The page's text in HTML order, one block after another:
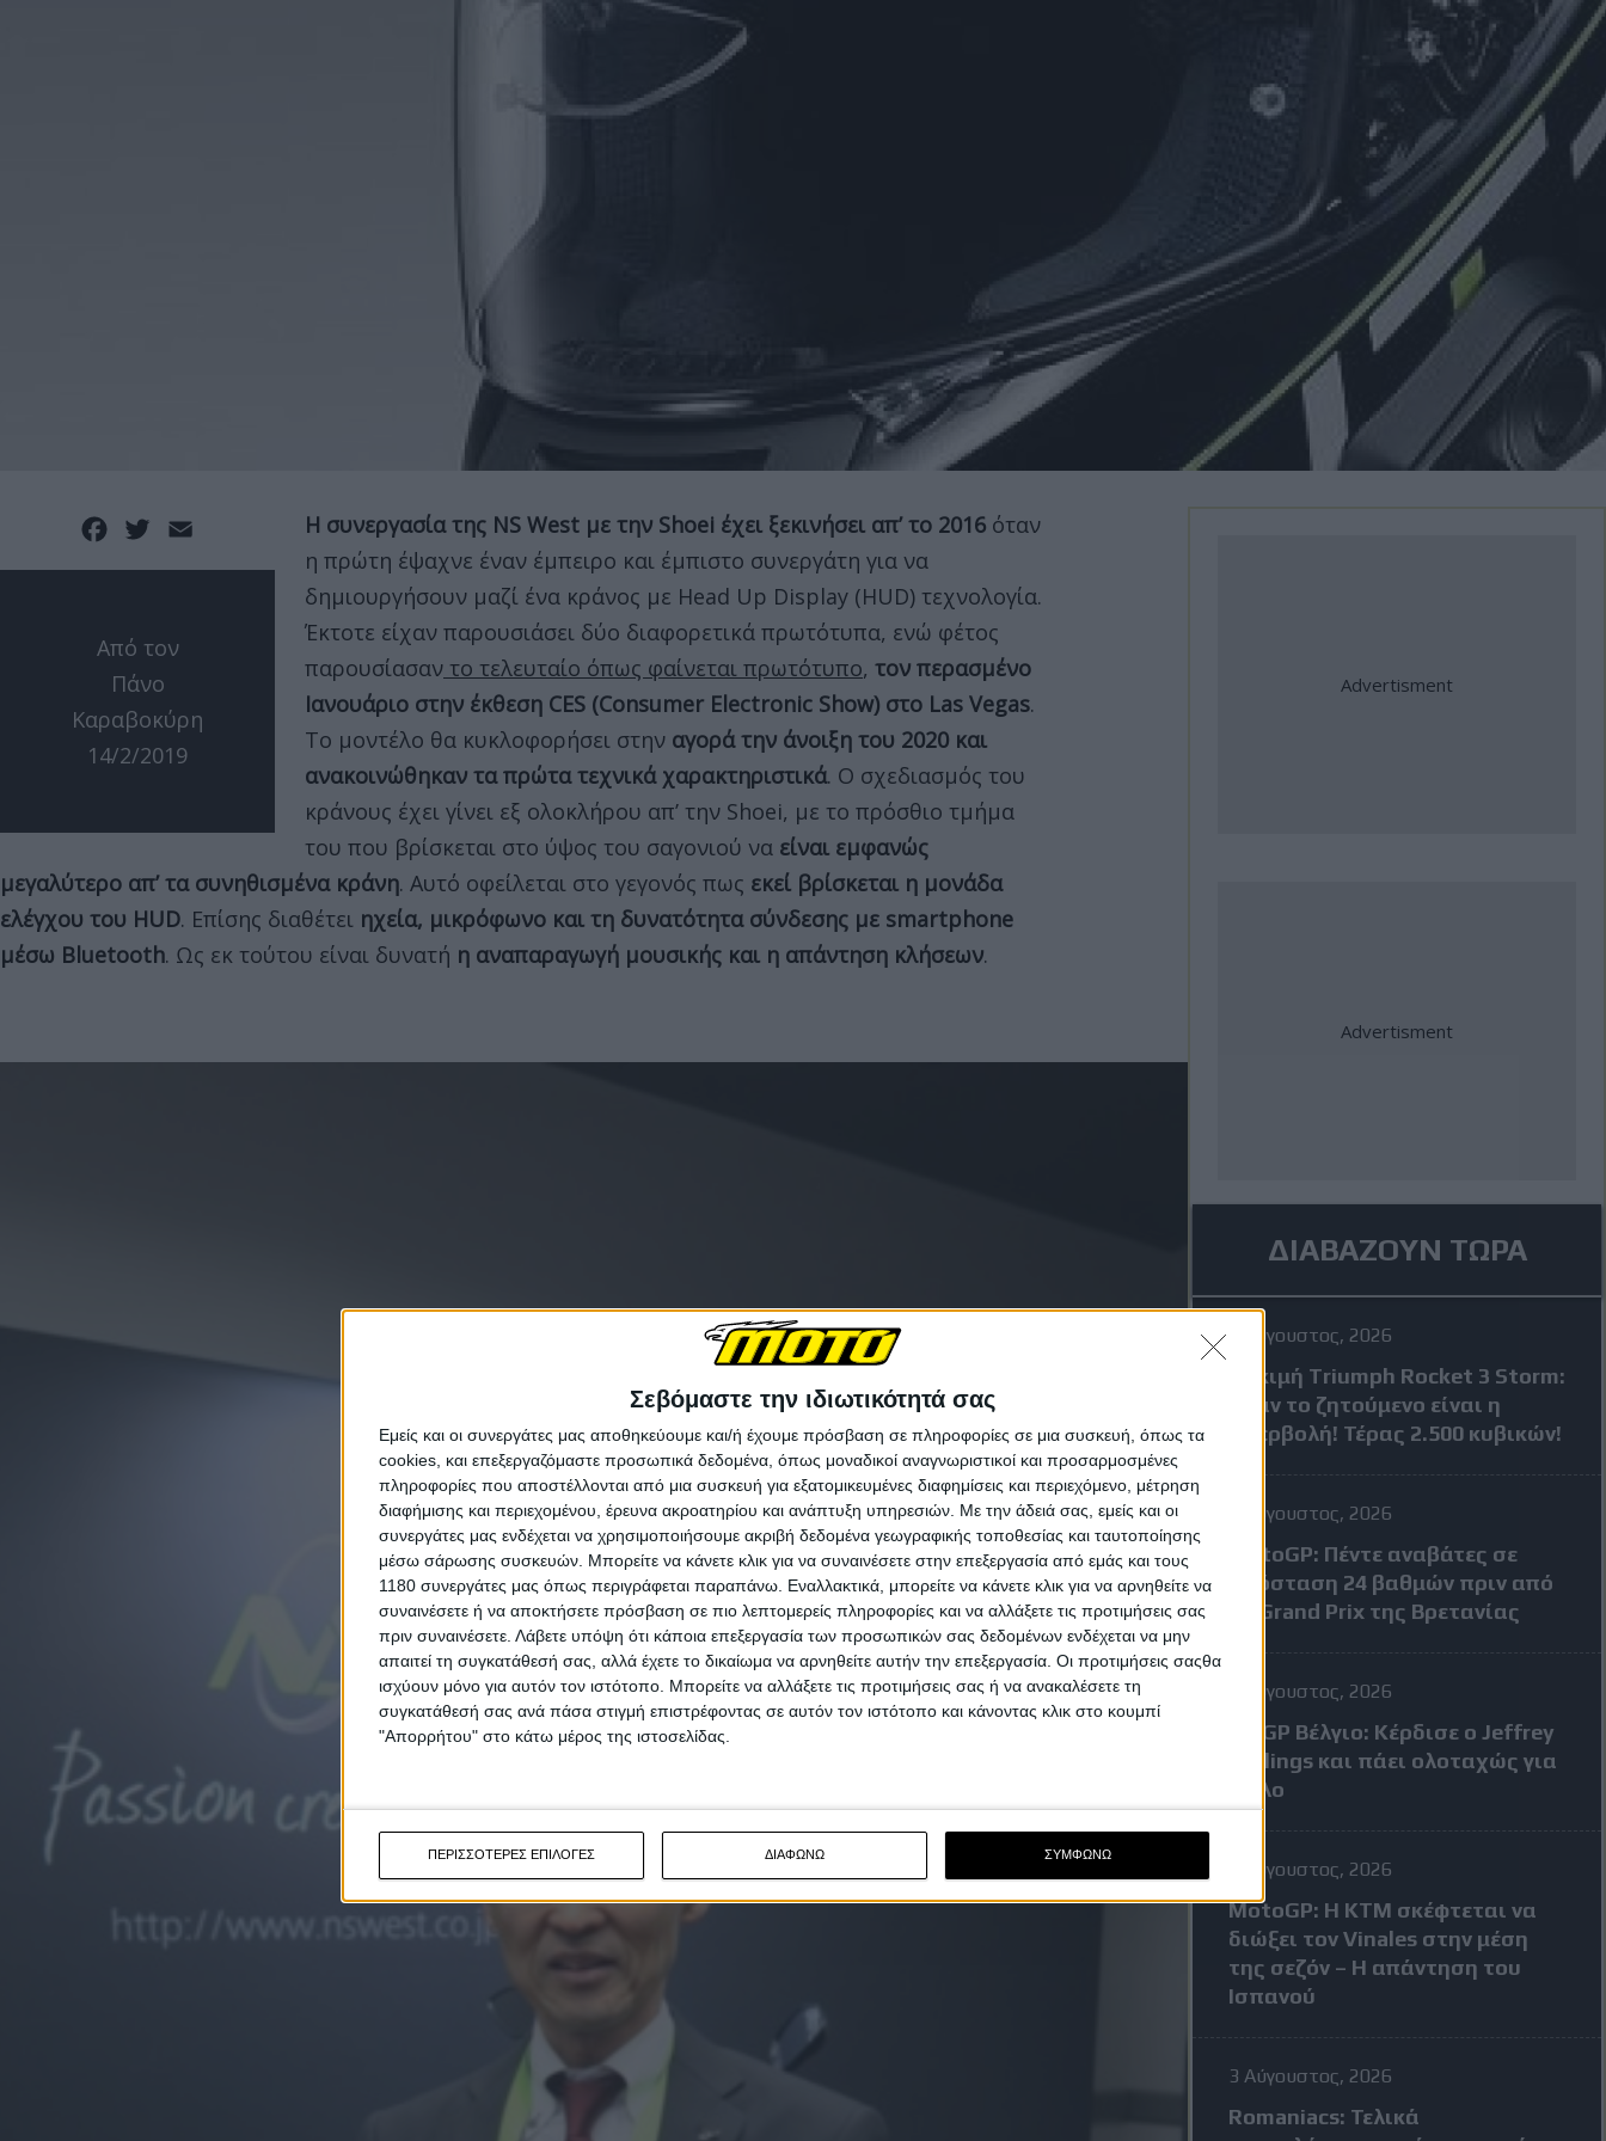
Σεβόμαστε την ιδιωτικότητά σας
Εμείς και οι συνεργάτες μας αποθηκεύουμε και/ή έχουμε πρόσβαση σε πληροφορίες σε μια συσκευή, όπως τα
cookies, και επεξεργαζόμαστε προσωπικά δεδομένα, όπως μοναδικοί αναγνωριστικοί και προσαρμοσμένες
πληροφορίες που αποστέλλονται από μια συσκευή για εξατομικευμένες διαφημίσεις και περιεχόμενο, μέτρηση
διαφήμισης και περιεχομένου, έρευνα ακροατηρίου και ανάπτυξη υπηρεσιών. Με την άδειά σας, εμείς και οι
συνεργάτες μας ενδέχεται να χρησιμοποιήσουμε ακριβή δεδομένα γεωγραφικής τοποθεσίας και ταυτοποίησης
μέσω σάρωσης συσκευών. Μπορείτε να κάνετε κλικ για να συναινέσετε στην επεξεργασία από εμάς και τους
1180 συνεργάτες μας όπως περιγράφεται παραπάνω. Εναλλακτικά, μπορείτε να κάνετε κλικ για να αρνηθείτε να
συναινέσετε ή να αποκτήσετε πρόσβαση σε πιο λεπτομερείς πληροφορίες και να αλλάξετε τις προτιμήσεις σας
πριν συναινέσετε. Λάβετε υπόψη ότι κάποια επεξεργασία των προσωπικών σας δεδομένων ενδέχεται να μην
απαιτεί τη συγκατάθεσή σας, αλλά έχετε το δικαίωμα να αρνηθείτε αυτήν την επεξεργασία. Οι προτιμήσεις σαςθα
ισχύουν μόνο για αυτόν τον ιστότοπο. Μπορείτε να αλλάξετε τις προτιμήσεις σας ή να ανακαλέσετε τη
συγκατάθεσή σας ανά πάσα στιγμή επιστρέφοντας σε αυτόν τον ιστότοπο και κάνοντας κλικ στο κουμπί
"Απορρήτου" στο κάτω μέρος της ιστοσελίδας.
ΠΕΡΙΣΣΟΤΕΡΕΣ ΕΠΙΛΟΓΕΣ ΔΙΑΦΩΝΩ ΣΥΜΦΩΝΩ
Facebook
Twitter
Από τον
Πάνο
Καραβοκύρη
14/2/2019
Η συνεργασία της NS West με την Shoei έχει ξεκινήσει απ’ το 2016 όταν
η πρώτη έψαχνε έναν έμπειρο και έμπιστο συνεργάτη για να
δημιουργήσουν μαζί ένα κράνος με Head Up Display (HUD) τεχνολογία.
Έκτοτε είχαν παρουσιάσει δύο διαφορετικά πρωτότυπα, ενώ φέτος
παρουσίασαν το τελευταίο όπως φαίνεται πρωτότυπο, τον περασμένο
Ιανουάριο στην έκθεση CES (Consumer Electronic Show) στο Las Vegas.
Το μοντέλο θα κυκλοφορήσει στην αγορά την άνοιξη του 2020 και
ανακοινώθηκαν τα πρώτα τεχνικά χαρακτηριστικά. Ο σχεδιασμός του
κράνους έχει γίνει εξ ολοκλήρου απ’ την Shoei, με το πρόσθιο τμήμα
του που βρίσκεται στο ύψος του σαγονιού να είναι εμφανώς
μεγαλύτερο απ’ τα συνηθισμένα κράνη. Αυτό οφείλεται στο γεγονός πως εκεί βρίσκεται η μονάδα
ελέγχου του HUD. Επίσης διαθέτει ηχεία, μικρόφωνο και τη δυνατότητα σύνδεσης με smartphone
μέσω Bluetooth. Ως εκ τούτου είναι δυνατή η αναπαραγωγή μουσικής και η απάντηση κλήσεων.
ΔΙΑΒΑΖΟΥΝ ΤΩΡΑ
4 Αύγουστος, 2026
Δοκιμή Triumph Rocket 3 Storm:
Όταν το ζητούμενο είναι η
υπερβολή! Τέρας 2.500 κυβικών!
4 Αύγουστος, 2026
MotoGP: Πέντε αναβάτες σε
απόσταση 24 βαθμών πριν από
το Grand Prix της Βρετανίας
3 Αύγουστος, 2026
MXGP Βέλγιο: Κέρδισε ο Jeffrey
Herlings και πάει ολοταχώς για
τίτλο
3 Αύγουστος, 2026
MotoGP: Η KTM σκέφτεται να
διώξει τον Vinales στην μέση
της σεζόν – Η απάντηση του
Ισπανού
3 Αύγουστος, 2026
Romaniacs: Τελικά